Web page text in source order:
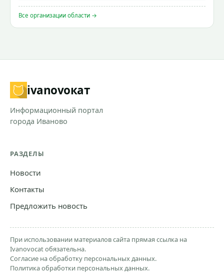
Все организации области →
ivanovoкат
Информационный портал
города Иваново
РАЗДЕЛЫ
Новости
Контакты
Предложить новость
При использовании материалов сайта прямая ссылка на
Ivanovocat обязательна.
Согласие на обработку персональных данных.
Политика обработки персональных данных.